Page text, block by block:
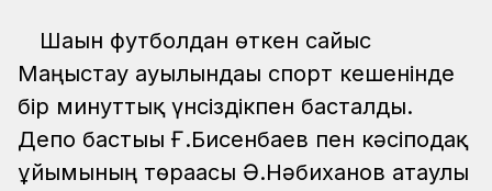
Шағын футболдан өткен сайыс
Маңғыстау ауылындағы спорт кешенінде
бір минуттық үнсіздікпен басталды.
Депо бастығы Ғ.Бисенбаев пен кәсіподақ
ұйымының төрағасы Ә.Нәбиханов атаулы